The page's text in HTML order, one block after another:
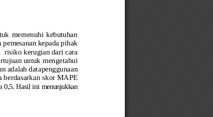
memenuhi  kebutuhan
kepada pihak
risiko kerugian dari cara
untuk mengetahui
adalah datapenggunaan
berdasarkan skor MAPE
0,5. Hasil ini menunjukkan